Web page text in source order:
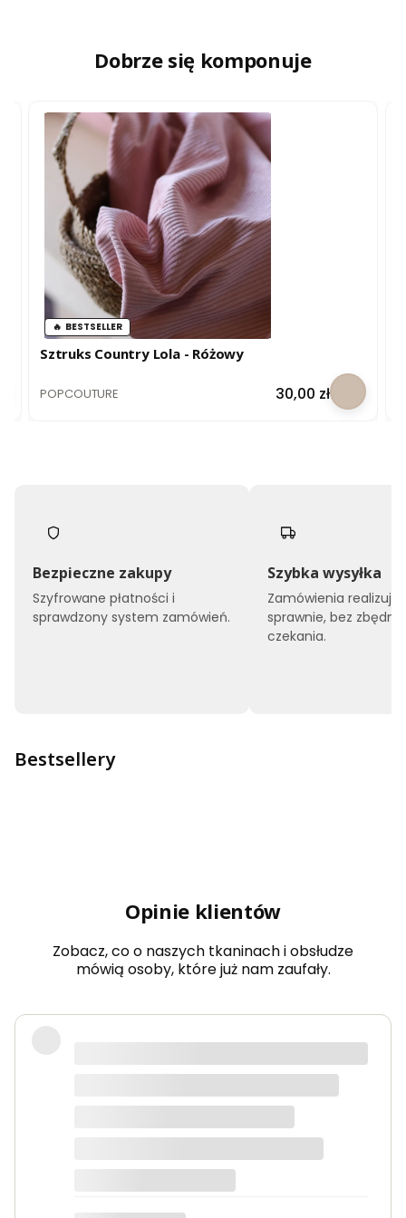
Dobrze się komponuje
BESTSELLER
Sztruks Country Lola - Różowy
PRODUCENT
POPCOUTURE Cena
30,00 zł
Bezpieczne zakupy
Szyfrowane płatności i
sprawdzony system zamówień.
Szybka wysyłka
Zamówienia
sprawnie, bez
czekania.
Bestsellery
Opinie klientów
Zobacz, co o naszych tkaninach i obsłudze
mówią osoby, które już nam zaufały.
Bardzo dobra jakość tkanin, kolory
dokładnie takie jak na zdjęciach.
Zamówienie przyszło szybko i było
Anna K.